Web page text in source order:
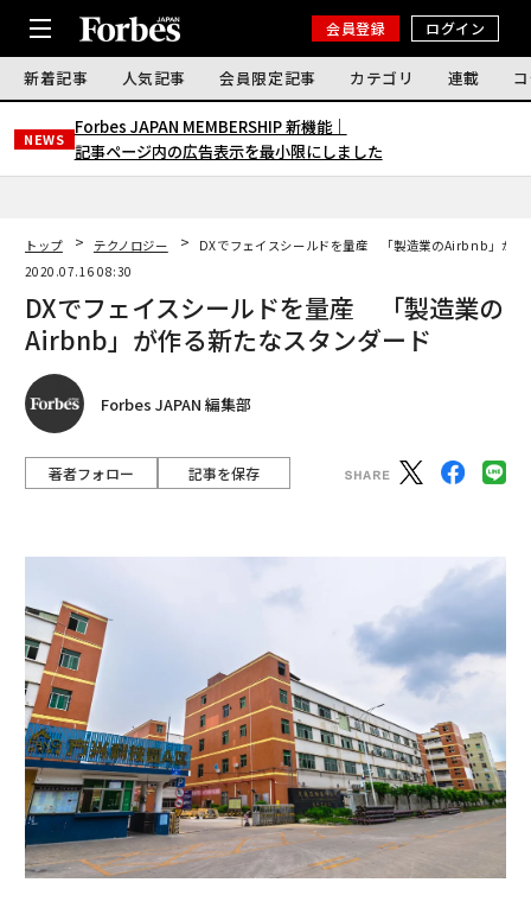
会員登録 ログイン
新着記事 人気記事 会員限定記事 カテゴリ 連載
NEWS
Forbes JAPAN MEMBERSHIP 新機能｜
記事ページ内の広告表示を最小限にしました
トップ テクノロジー
DXでフェイスシールドを量産 「製造業のAirbnb」が作
2020.07.16 08:30
DXでフェイスシールドを量産 「製造業の
Airbnb」が作る新たなスタンダード
Forbes JAPAN 編集部
著者フォロー 記事を保存